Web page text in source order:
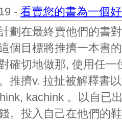
- 看賣您的書為一個
劃在最終賣他們的書
個目標將推擠一本書
確切地做那, 使用任
推擠v. 拉扯被解釋書
kachink 。以自已
。投入自己在他們的